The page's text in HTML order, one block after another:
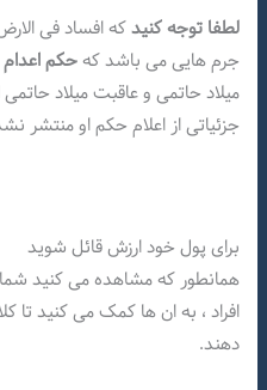
لطفا توجه کنیدکه افساد فی
جرم هایی می باشد کهحکم اعدام
میلاد حاتمی و عاقبت میلاد
جزئیاتی از اعلام حکم او منتشر
برای پول خود ارزش قائل شوید
همانطور که مشاهده می کنید
افراد ، به ان ها کمک می کنید تا
دهند.